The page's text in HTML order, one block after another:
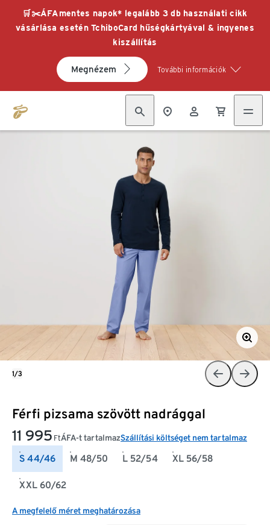
🛒✂️ÁFAmentes napok* legalább 3 db használati cikk
vásárlása esetén TchiboCard hűségkártyával & ingyenes
kiszállítás
Megnézem További információk
Férfi pizsama szövött nadrággal
11 995 FtÁFA-t tartalmazSzállítási költséget nem tartalmaz
S 44/46 M 48/50 L 52/54 XL 56/58
XXL 60/62
A megfelelő méret meghatározása
1/3